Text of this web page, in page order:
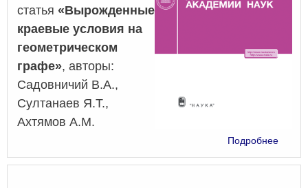
статья «Вырожденные
краевые условия на
геометрическом
графе», авторы:
Садовничий В.А.,
Султанаев Я.Т.,
Ахтямов А.М.
Подробнее